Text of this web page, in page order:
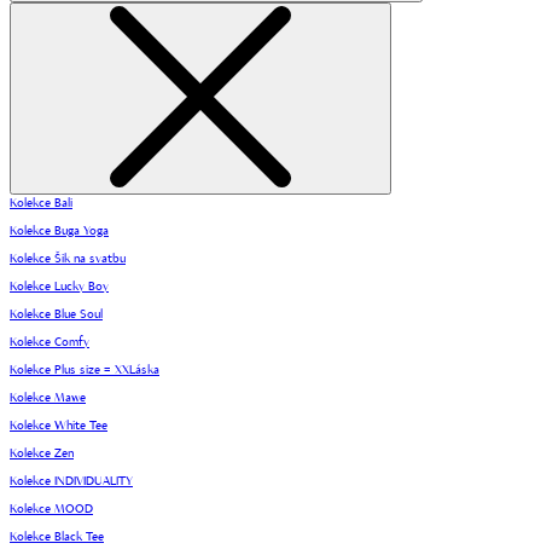
Kolekce Bali
Kolekce Buga Yoga
Kolekce Šik na svatbu
Kolekce Lucky Boy
Kolekce Blue Soul
Kolekce Comfy
Kolekce Plus size = XXLáska
Kolekce Mawe
Kolekce White Tee
Kolekce Zen
Kolekce INDIVIDUALITY
Kolekce MOOD
Kolekce Black Tee